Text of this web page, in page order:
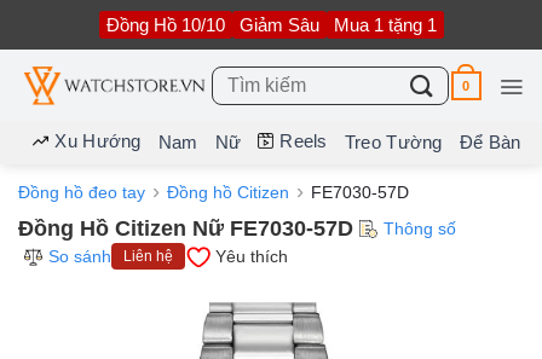
nội
dung
Đồng Hồ 10/10 Giảm Sâu Mua 1 tặng 1
Tìm
kiếm:
0
Xu Hướng Nam Nữ Reels Treo Tường Để Bàn
Đồng hồ đeo tay Đồng hồ Citizen FE7030-57D
Đồng Hồ Citizen Nữ FE7030-57D
Thông số
So sánh
Liên hệ Yêu thích